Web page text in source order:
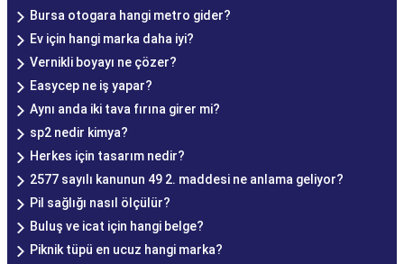
Bursa otogara hangi metro gider?
Ev için hangi marka daha iyi?
Vernikli boyayı ne çözer?
Easycep ne iş yapar?
Aynı anda iki tava fırına girer mi?
sp2 nedir kimya?
Herkes için tasarım nedir?
2577 sayılı kanunun 49 2. maddesi ne anlama geliyor?
Pil sağlığı nasıl ölçülür?
Buluş ve icat için hangi belge?
Piknik tüpü en ucuz hangi marka?